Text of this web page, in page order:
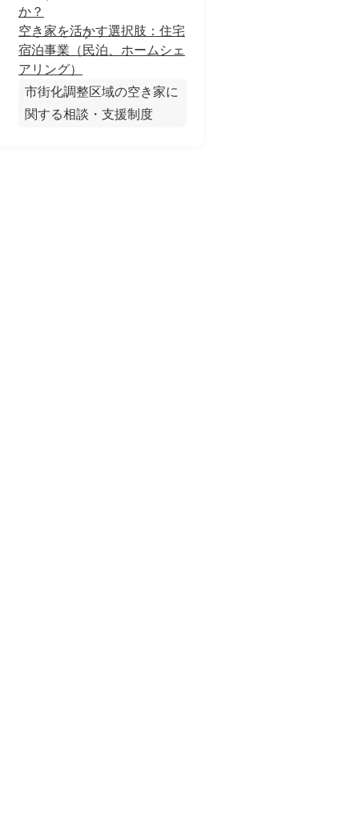
か？
空き家を活かす選択肢：住宅
宿泊事業（民泊、ホームシェ
アリング）
市街化調整区域の空き家に
関する相談・支援制度